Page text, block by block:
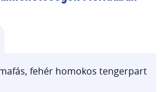
fehér homokos tengerpart